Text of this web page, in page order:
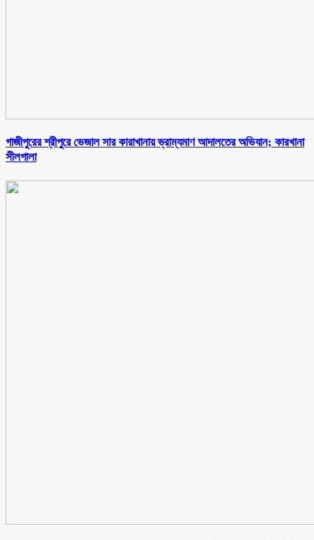
গাজীপুরের শ্রীপুরে ভেজাল সার কারাখানায় ভ্রাম্যমাণ আদালতের অভিযান; কারখানা
সীলগালা